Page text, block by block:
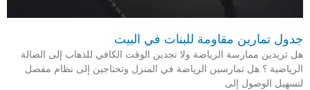
جدول تمارين مقاومة للبنات في البيت
هل تريدين ممارسة الرياضة ولا تجدين الوقت الكافي للذهاب إلى الصالة
الرياضية ؟ هل تمارسين الرياضة في المنزل وتحتاجين إلى نظام مفصل
لتسهيل الوصول إلى